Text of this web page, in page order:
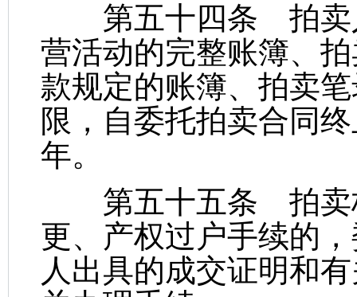
第五十四条 拍卖
营活动的完整账簿、
款规定的账簿、拍卖
限，自委托拍卖合同
年。
第五十五条 拍卖
更、产权过户手续的
人出具的成交证明和